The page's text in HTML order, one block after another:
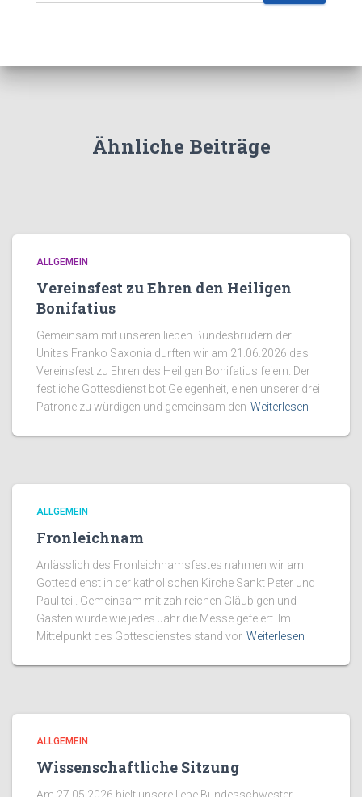
Ähnliche Beiträge
ALLGEMEIN
Vereinsfest zu Ehren den Heiligen
Bonifatius
Gemeinsam mit unseren lieben Bundesbrüdern der
Unitas Franko Saxonia durften wir am 21.06.2026 das
Vereinsfest zu Ehren des Heiligen Bonifatius feiern. Der
festliche Gottesdienst bot Gelegenheit, einen unserer drei
Patrone zu würdigen und gemeinsam den Weiterlesen
ALLGEMEIN
Fronleichnam
Anlässlich des Fronleichnamsfestes nahmen wir am
Gottesdienst in der katholischen Kirche Sankt Peter und
Paul teil. Gemeinsam mit zahlreichen Gläubigen und
Gästen wurde wie jedes Jahr die Messe gefeiert. Im
Mittelpunkt des Gottesdienstes stand vor Weiterlesen
ALLGEMEIN
Wissenschaftliche Sitzung